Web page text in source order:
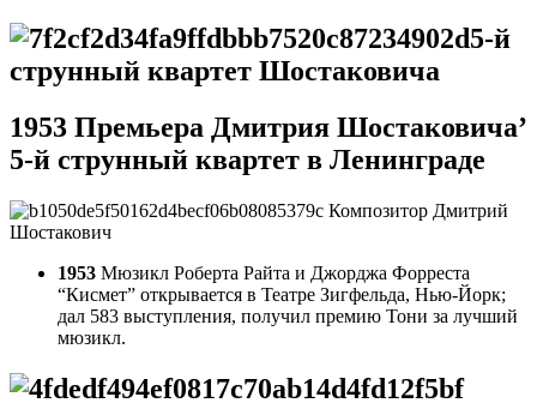
5-й
струнный квартет Шостаковича
1953 Премьера Дмитрия Шостаковича’
5-й струнный квартет в Ленинграде
Композитор Дмитрий
Шостакович
1953 Мюзикл Роберта Райта и Джорджа Форреста
“Кисмет” открывается в Театре Зигфельда, Нью-Йорк;
дал 583 выступления, получил премию Тони за лучший
мюзикл.